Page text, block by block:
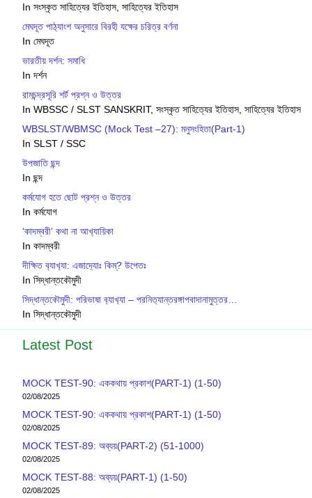
In সংস্কৃত সাহিত্যের ইতিহাস, সাহিত্যের ইতিহাস
মেঘদূত পাঠ‍্যাংশ অনুসারে বিরহী যক্ষের চরিত্র বর্ণনা
In মেঘদূত
ভারতীয় দর্শন: সমাধি
In দর্শন
রামচন্দ্রসূরি শর্ট প্রশ্ন ও উত্তর
In WBSSC / SLST SANSKRIT, সংস্কৃত সাহিত্যের ইতিহাস, সাহিত্যের ইতিহাস
WBSLST/WBMSC (Mock Test –27): মনুসংহিতা(Part-1)
In SLST / SSC
উপজাতি ছন্দ
In ছন্দ
কর্মযোগ হতে ছোট প্রশ্ন ও উত্তর
In কর্মযোগ
‘কাদম্বরী’ কথা না আখ‍্যায়িকা
In কাদম্বরী
দীক্ষিত ব‍্যাখ‍্যা: এজাদ‍্যোঃ কিম্? উপেতঃ
In সিদ্ধান্তকৌমুদী
সিদ্ধান্তক‍ৌমুদী: পরিভাষা ব‍্যাখ‍্যা – পরনিত‍্যান্তরঙ্গাপবাদানামুত্তর…
In সিদ্ধান্তকৌমুদী
Latest Post
MOCK TEST-90: এককথায় প্রকাশ(PART-1) (1-50)
02/08/2025
MOCK TEST-90: এককথায় প্রকাশ(PART-1) (1-50)
02/08/2025
MOCK TEST-89: অব্যয়(PART-2) (51-1000)
02/08/2025
MOCK TEST-88: অব্যয়(PART-1) (1-50)
02/08/2025